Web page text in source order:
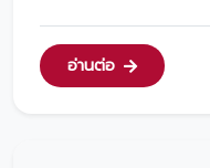
ละเอียดเพิ่มเติมได้ที่โ
@𝒕𝒐𝒚𝒐𝒕𝒂𝒗𝒐𝒓𝒂𝒄𝒉𝒂𝒌𝒚𝒐𝒏𝒕...
อ่านต่อ